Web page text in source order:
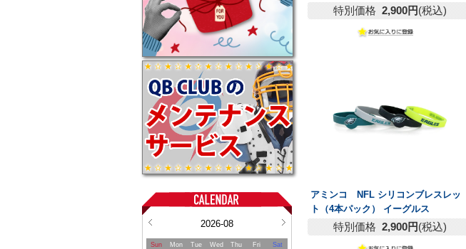
2026-08
Sun Mon Tue Wed Thu Fri Sat
特別価格 2,900円(税込)
アミンコ NFL シリコンブレスレッ
ト（4本パック） イーグルス
特別価格 2,900円(税込)